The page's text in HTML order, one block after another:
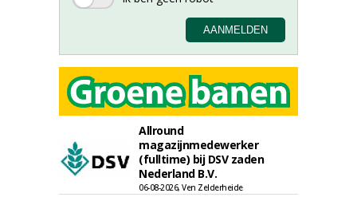
Allround
magazijnmedewerker
(fulltime) bij DSV zaden
Nederland B.V.
06-08-2026, Ven Zelderheide